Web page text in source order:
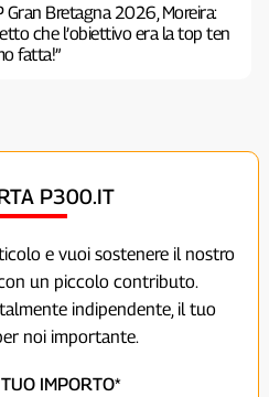
Gran Bretagna 2026, Moreira:
che l’obiettivo era la top ten
fatta!”
P300.IT
e vuoi sostenere il nostro
un piccolo contributo.
indipendente, il tuo
noi importante.
IMPORTO*